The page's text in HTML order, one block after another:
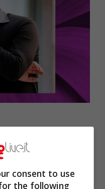
consent to use
the following